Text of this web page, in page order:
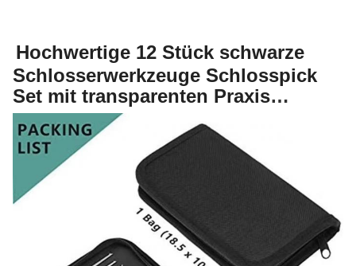
Hochwertige 12 Stück schwarze
Schlosserwerkzeuge Schlosspick
Set mit transparenten Praxis
Schloss Schloss Picking
Werkzeuge